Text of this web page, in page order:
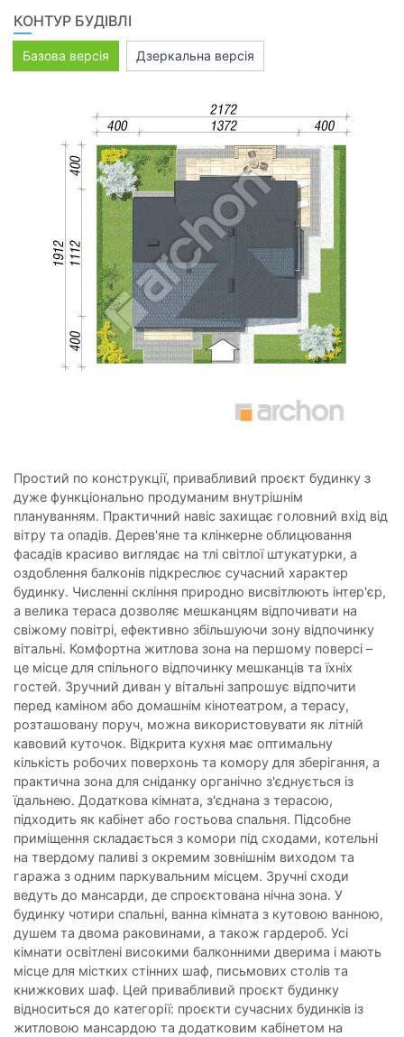
КОНТУР БУДІВЛІ
Базова версія Дзеркальна версія
Простий по конструкції, привабливий проєкт будинку з
дуже функціонально продуманим внутрішнім
плануванням. Практичний навіс захищає головний вхід від
вітру та опадів. Дерев'яне та клінкерне облицювання
фасадів красиво виглядає на тлі світлої штукатурки, а
оздоблення балконів підкреслює сучасний характер
будинку. Численні скління природно висвітлюють інтер'єр,
а велика тераса дозволяє мешканцям відпочивати на
свіжому повітрі, ефективно збільшуючи зону відпочинку
вітальні. Комфортна житлова зона на першому поверсі –
це місце для спільного відпочинку мешканців та їхніх
гостей. Зручний диван у вітальні запрошує відпочити
перед каміном або домашнім кінотеатром, а терасу,
розташовану поруч, можна використовувати як літній
кавовий куточок. Відкрита кухня має оптимальну
кількість робочих поверхонь та комору для зберігання, а
практична зона для сніданку органічно з'єднується із
їдальнею. Додаткова кімната, з'єднана з терасою,
підходить як кабінет або гостьова спальня. Підсобне
приміщення складається з комори під сходами, котельні
на твердому паливі з окремим зовнішнім виходом та
гаража з одним паркувальним місцем. Зручні сходи
ведуть до мансарди, де спроєктована нічна зона. У
будинку чотири спальні, ванна кімната з кутовою ванною,
душем та двома раковинами, а також гардероб. Усі
кімнати освітлені високими балконними дверима і мають
місце для містких стінних шаф, письмових столів та
книжкових шаф. Цей привабливий проєкт будинку
відноситься до категорії: проєкти сучасних будинків із
житловою мансардою та додатковим кабінетом на